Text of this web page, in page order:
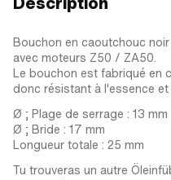
Bouchon en caoutchouc
avec moteurs Z50 / ZA50.
Le bouchon est fabriqué en
donc résistant à l'essence et
Ø ; Plage de serrage : 13 mm
Ø ; Bride : 17 mm
Longueur totale : 25 mm
Tu trouveras un autre